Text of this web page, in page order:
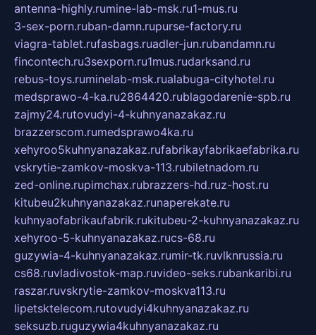
antenna-highly.rumine-lab-msk.ru1-mus.ru
3-sex-porn.ruban-damn.rupurse-factory.ru
viagra-tablet.rufasbags.ruadler-jun.rubandamn.ru
fincontech.ru3sexporn.ru1mus.rudarksand.ru
rebus-toys.ruminelab-msk.rualabuga-cityhotel.ru
medsprawo-4-ka.ru2864420.rublagodarenie-spb.ru
zajmy24.rutovudyi-4-kuhnyanazakaz.ru
brazzerscom.rumedsprawo4ka.ru
xehyroo5kuhnyanazakaz.rufabrikayfabrikaefabrika.ru
vskrytie-zamkov-moskva-113.rubiletnadom.ru
zed-online.rupimchax.rubrazzers-hd.ruz-host.ru
kitubeu2kuhnyanazakaz.runaperekate.ru
kuhnyaofabrikaufabrik.rukitubeu-2-kuhnyanazakaz.ru
xehyroo-5-kuhnyanazakaz.rucs-68.ru
guzywia-4-kuhnyanazakaz.rumir-tk.ruvlknrussia.ru
cs68.ruvladivostok-map.ruvideo-seks.rubankaribi.ru
raszar.ruvskrytie-zamkov-moskva113.ru
lipetsktelecom.rutovudyi4kuhnyanazakaz.ru
seksuzb.ruguzywia4kuhnyanazakaz.ru